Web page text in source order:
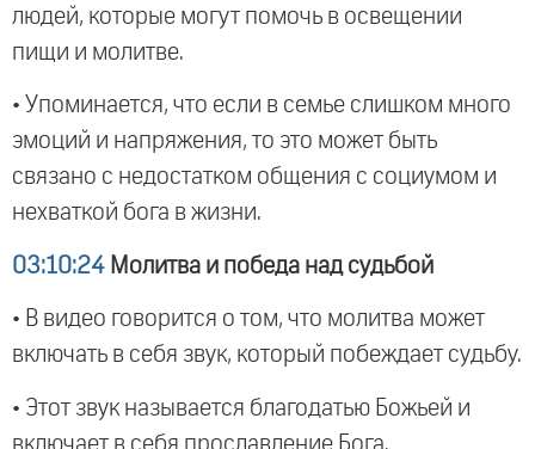
людей, которые могут помочь в освещении
пищи и молитве.
• Упоминается, что если в семье слишком много
эмоций и напряжения, то это может быть
связано с недостатком общения с социумом и
нехваткой бога в жизни.
03:10:24 Молитва и победа над судьбой
• В видео говорится о том, что молитва может
включать в себя звук, который побеждает судьбу.
• Этот звук называется благодатью Божьей и
включает в себя прославление Бога.